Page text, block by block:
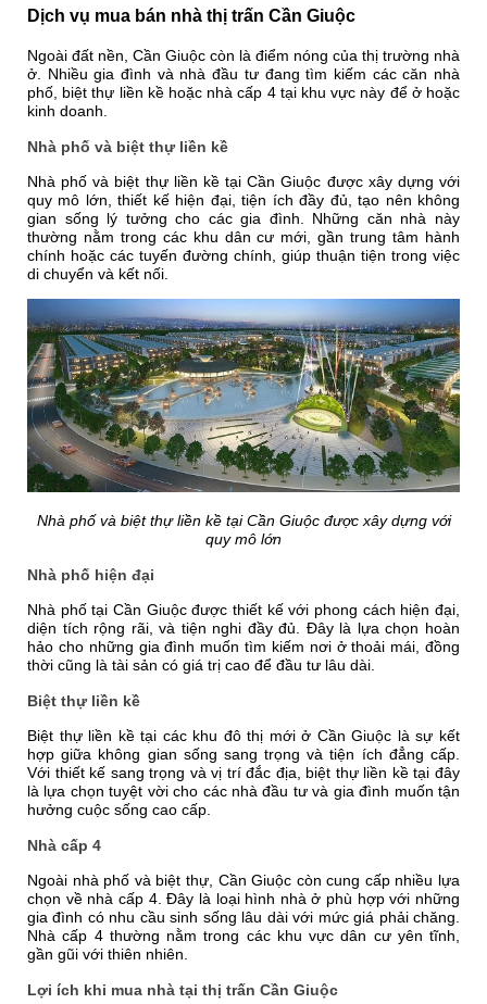
Dịch vụ mua bán nhà thị trấn Cần Giuộc
Ngoài đất nền, Cần Giuộc còn là điểm nóng của thị trường nhà
ở. Nhiều gia đình và nhà đầu tư đang tìm kiếm các căn nhà
phố, biệt thự liền kề hoặc nhà cấp 4 tại khu vực này để ở hoặc
kinh doanh.
Nhà phố và biệt thự liền kề
Nhà phố và biệt thự liền kề tại Cần Giuộc được xây dựng với
quy mô lớn, thiết kế hiện đại, tiện ích đầy đủ, tạo nên không
gian sống lý tưởng cho các gia đình. Những căn nhà này
thường nằm trong các khu dân cư mới, gần trung tâm hành
chính hoặc các tuyến đường chính, giúp thuận tiện trong việc
di chuyển và kết nối.
Nhà phố và biệt thự liền kề tại Cần Giuộc được xây dựng với
quy mô lớn
Nhà phố hiện đại
Nhà phố tại Cần Giuộc được thiết kế với phong cách hiện đại,
diện tích rộng rãi, và tiện nghi đầy đủ. Đây là lựa chọn hoàn
hảo cho những gia đình muốn tìm kiếm nơi ở thoải mái, đồng
thời cũng là tài sản có giá trị cao để đầu tư lâu dài.
Biệt thự liền kề
Biệt thự liền kề tại các khu đô thị mới ở Cần Giuộc là sự kết
hợp giữa không gian sống sang trọng và tiện ích đẳng cấp.
Với thiết kế sang trọng và vị trí đắc địa, biệt thự liền kề tại đây
là lựa chọn tuyệt vời cho các nhà đầu tư và gia đình muốn tận
hưởng cuộc sống cao cấp.
Nhà cấp 4
Ngoài nhà phố và biệt thự, Cần Giuộc còn cung cấp nhiều lựa
chọn về nhà cấp 4. Đây là loại hình nhà ở phù hợp với những
gia đình có nhu cầu sinh sống lâu dài với mức giá phải chăng.
Nhà cấp 4 thường nằm trong các khu vực dân cư yên tĩnh,
gần gũi với thiên nhiên.
Lợi ích khi mua nhà tại thị trấn Cần Giuộc